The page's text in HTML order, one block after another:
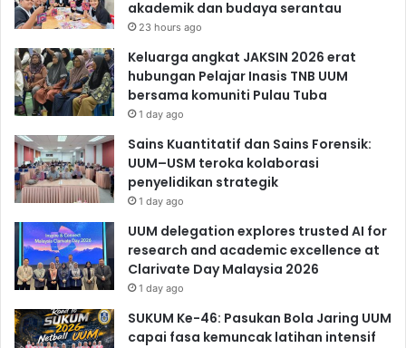
akademik dan budaya serantau
23 hours ago
Keluarga angkat JAKSIN 2026 erat
hubungan Pelajar Inasis TNB UUM
bersama komuniti Pulau Tuba
1 day ago
Sains Kuantitatif dan Sains Forensik:
UUM–USM teroka kolaborasi
penyelidikan strategik
1 day ago
UUM delegation explores trusted AI for
research and academic excellence at
Clarivate Day Malaysia 2026
1 day ago
SUKUM Ke-46: Pasukan Bola Jaring UUM
capai fasa kemuncak latihan intensif